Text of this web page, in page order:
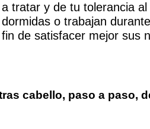
a tratar y de tu tolerancia
dormidas o trabajan
fin de satisfacer mejor sus
cabello, paso a paso,